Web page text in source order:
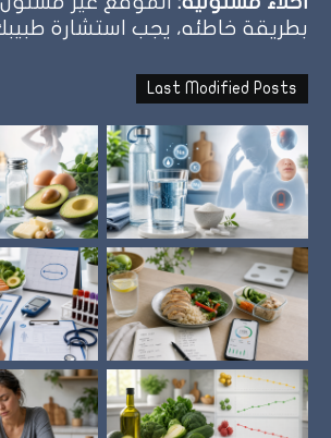
نظام
الطيبات:
علامة
وإمتى
توقف
الأكل؟
نظام الطيبات: علامة الشبع وإمتى
بطريقة خاطئه، يجب استشارة
Last Modified Posts